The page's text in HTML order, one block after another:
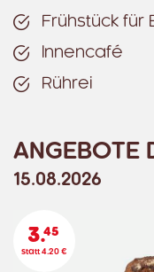
Frühstück für
Innencafé
Rührei
ANGEBOTE
15.08.2026
3.45
statt 4.20 €